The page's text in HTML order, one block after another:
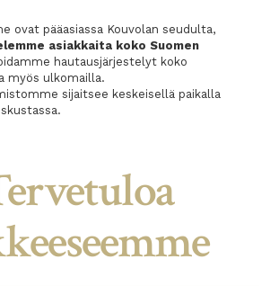
ovat pääasiassa Kouvolan seudulta,
asiakkaita koko Suomen
hautausjärjestelyt koko
myös ulkomailla.
sijaitsee keskeisellä paikalla